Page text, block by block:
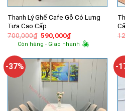
Thanh Lý Ghế Cafe Gỗ Có Lưng
Tựa Cao Cấp
700,000₫ Giá
gốc
là:
590,000₫Giá
hiện
tại
590,000₫.
Còn hàng - Giao nhanh
-37% -